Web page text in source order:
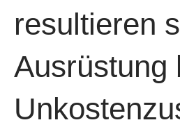
resultieren
Ausrüstung